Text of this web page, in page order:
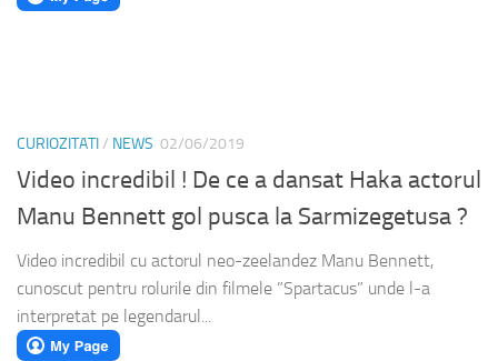
CURIOZITATI/ NEWS 02/06/2019
Video incredibil ! De ce a dansat Haka actorul
Manu Bennett gol pusca la Sarmizegetusa ?
Video incredibil cu actorul neo-zeelandez Manu Bennett,
cunoscut pentru rolurile din filmele ”Spartacus” unde l-a
interpretat pe legendarul...